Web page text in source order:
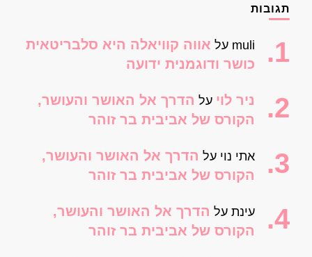
תגובות
muli על אווה קוויאלה היא סלבריטאית
כושר ודוגמנית ידועה
ניר לוי על הדרך אל האושר והעושר,
הקורס של אביבית בר זוהר
אתי נוי על הדרך אל האושר והעושר,
הקורס של אביבית בר זוהר
עינת על הדרך אל האושר והעושר,
הקורס של אביבית בר זוהר